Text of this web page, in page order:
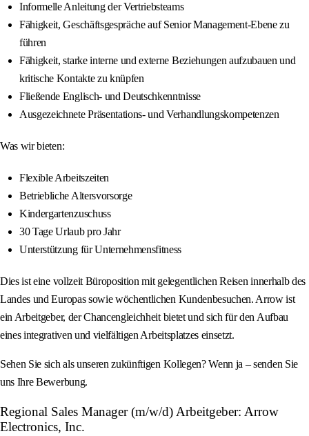
Informelle Anleitung der Vertriebsteams
Fähigkeit, Geschäftsgespräche auf Senior Management-Ebene zu
führen
Fähigkeit, starke interne und externe Beziehungen aufzubauen und
kritische Kontakte zu knüpfen
Fließende Englisch- und Deutschkenntnisse
Ausgezeichnete Präsentations- und Verhandlungskompetenzen
Was wir bieten:
Flexible Arbeitszeiten
Betriebliche Altersvorsorge
Kindergartenzuschuss
30 Tage Urlaub pro Jahr
Unterstützung für Unternehmensfitness
Dies ist eine vollzeit Büroposition mit gelegentlichen Reisen innerhalb des
Landes und Europas sowie wöchentlichen Kundenbesuchen. Arrow ist
ein Arbeitgeber, der Chancengleichheit bietet und sich für den Aufbau
eines integrativen und vielfältigen Arbeitsplatzes einsetzt.
Sehen Sie sich als unseren zukünftigen Kollegen? Wenn ja – senden Sie
uns Ihre Bewerbung.
Regional Sales Manager (m/w/d) Arbeitgeber: Arrow
Electronics, Inc.